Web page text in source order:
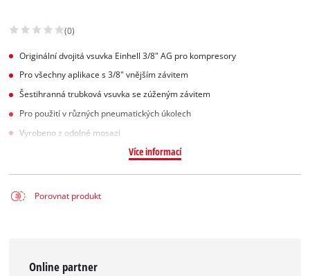
(0)
Originální dvojitá vsuvka Einhell 3/8" AG pro kompresory
Pro všechny aplikace s 3/8" vnějším závitem
Šestihranná trubková vsuvka se zúženým závitem
Pro použití v různých pneumatických úkolech
Vyrobeno z odolné mosazi
Více informací
Porovnat produkt
Online partner